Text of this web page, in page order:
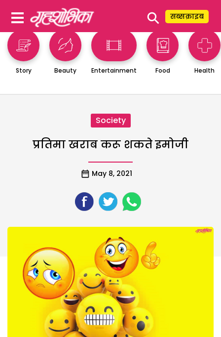
⚲ सब्सक्राइब
Story Beauty Entertainment Food Health
Society
प्रतिमा खराब करू शकते इमोजी
May 8, 2021